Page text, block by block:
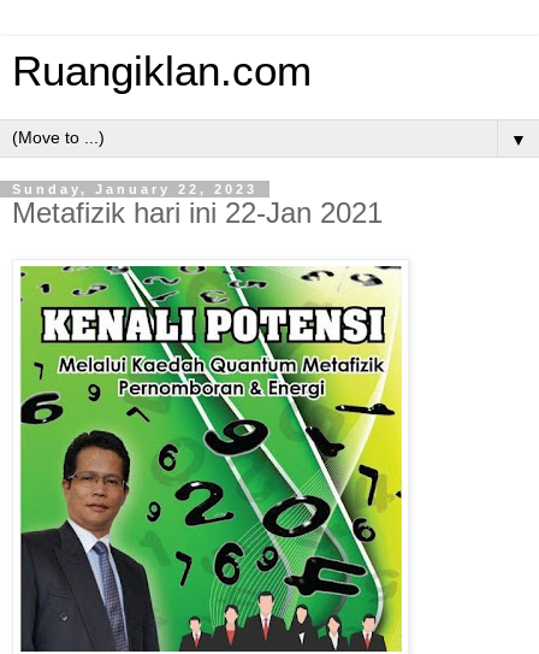
Ruangiklan.com
▼
Sunday, January 22, 2023
Metafizik hari ini 22-Jan 2021